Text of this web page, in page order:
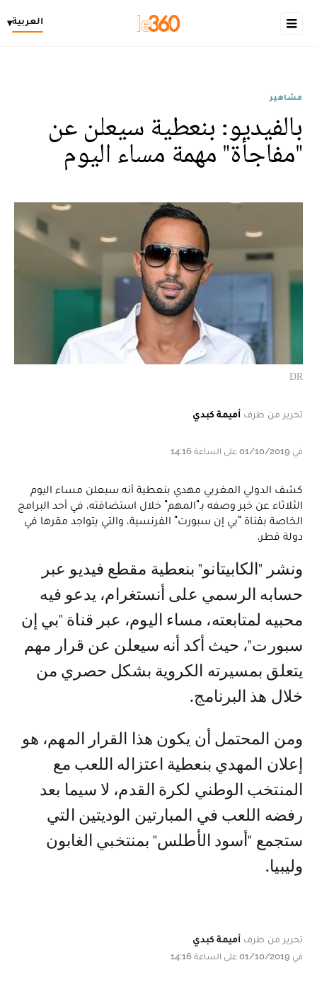
العربية▾
مشاهير
بالفيديو: بنعطية سيعلن عن
"مفاجأة" مهمة مساء اليوم
DR
تحرير من طرف أميمة كبدي
في 01/10/2019 على الساعة 14:16
كشف الدولي المغربي مهدي بنعطية أنه سيعلن مساء اليوم
الثلاثاء عن خبر وصفه بـ"المهم" خلال استضافته، في أحد البرامج
الخاصة بقناة "بي إن سبورت" الفرنسية، والتي يتواجد مقرها في
دولة قطر.
ونشر "الكابيتانو" بنعطية مقطع فيديو عبر
حسابه الرسمي على أنستغرام، يدعو فيه
محبيه لمتابعته، مساء اليوم، عبر قناة "بي إن
سبورت"، حيث أكد أنه سيعلن عن قرار مهم
يتعلق بمسيرته الكروية بشكل حصري من
خلال هذ البرنامج.
ومن المحتمل أن يكون هذا القرار المهم، هو
إعلان المهدي بنعطية اعتزاله اللعب مع
المنتخب الوطني لكرة القدم، لا سيما بعد
رفضه اللعب في المبارتين الوديتين التي
ستجمع "أسود الأطلس" بمنتخبي الغابون
وليبيا.
تحرير من طرف أميمة كبدي
في 01/10/2019 على الساعة 14:16